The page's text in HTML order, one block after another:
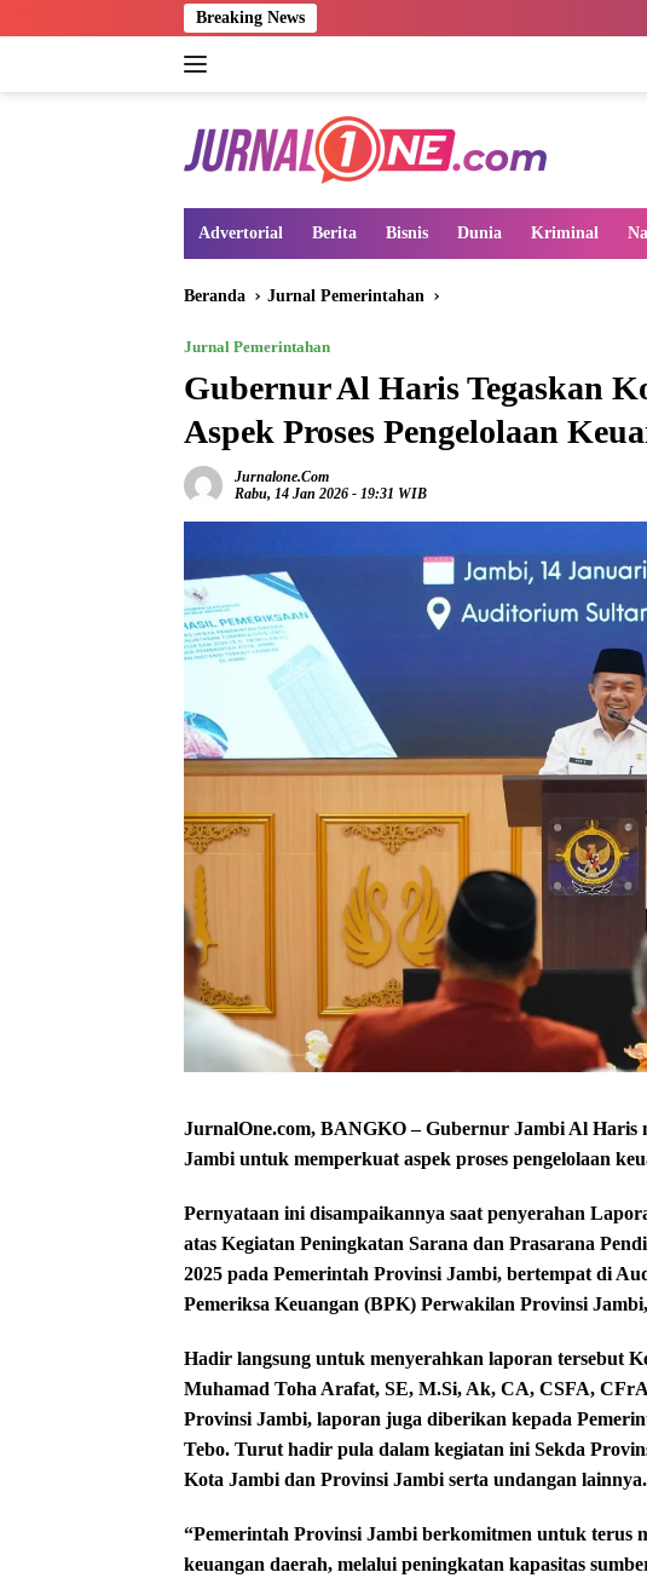
ke
Breaking News PPSPI
Advertorial Berita Bisnis Dunia Kriminal
Beranda Jurnal Pemerintahan
Jurnal Pemerintahan
Gubernur Al Haris Tegaskan
Aspek Proses Pengelolaan
Jurnalone.com
Rabu, 14 Jan 2026 - 19:31 WIB
JurnalOne.com, BANGKO – Gubernur Jambi Al Haris
Jambi untuk memperkuat aspek proses pengelolaan
Pernyataan ini disampaikannya saat penyerahan
atas Kegiatan Peningkatan Sarana dan Prasarana
2025 pada Pemerintah Provinsi Jambi, bertempat di
Pemeriksa Keuangan (BPK) Perwakilan Provinsi
Hadir langsung untuk menyerahkan laporan tersebut
Muhamad Toha Arafat, SE, M.Si, Ak, CA, CSFA,
Provinsi Jambi, laporan juga diberikan kepada
Tebo. Turut hadir pula dalam kegiatan ini Sekda
Kota Jambi dan Provinsi Jambi serta undangan lainnya.
“Pemerintah Provinsi Jambi berkomitmen untuk terus
keuangan daerah, melalui peningkatan kapasitas